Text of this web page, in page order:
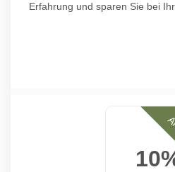
Erfahrung und sparen Sie bei